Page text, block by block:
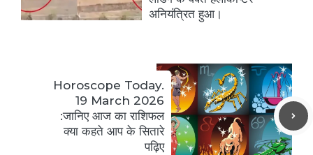
अनियंत्रित हुआ।
Horoscope Today.
19 March 2026
:जानिए आज का राशिफल
क्या कहते आप के सितारे
पढ़िए